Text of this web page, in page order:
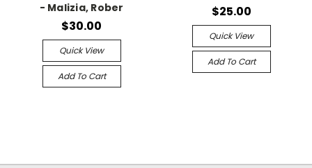
- Malizia, Rober
$30.00
Quick View
Add To Cart
$25.00
Quick View
Add To Cart